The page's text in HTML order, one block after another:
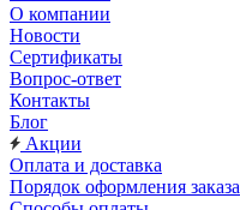
О компании
Новости
Сертификаты
Вопрос-ответ
Контакты
Блог
Акции
Оплата и доставка
Порядок оформления заказа